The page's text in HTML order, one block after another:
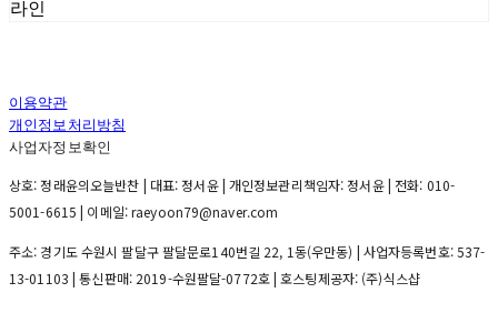
라인
이용약관
개인정보처리방침
사업자정보확인
상호: 정래윤의오늘반찬 | 대표: 정서윤 | 개인정보관리책임자: 정서윤 | 전화: 010-
5001-6615 | 이메일: raeyoon79@naver.com
주소: 경기도 수원시 팔달구 팔달문로140번길 22, 1동(우만동) | 사업자등록번호:537-
13-01103 | 통신판매: 2019-수원팔달-0772호| 호스팅제공자: (주)식스샵